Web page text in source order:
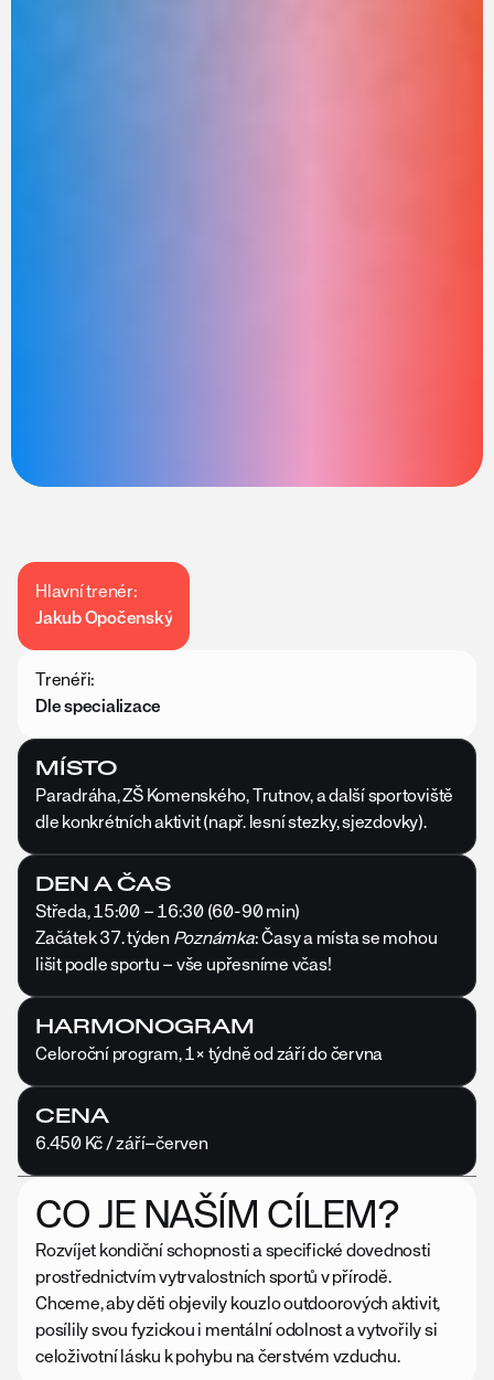
Hlavní trenér:
Jakub Opočenský
Trenéři:
Dle specializace
MÍSTO
Paradráha, ZŠ Komenského, Trutnov, a další sportoviště
dle konkrétních aktivit (např. lesní stezky, sjezdovky).
DEN A ČAS
Středa, 15:00 – 16:30 (60-90 min)
Začátek 37. týden Poznámka: Časy a místa se mohou
lišit podle sportu – vše upřesníme včas!
HARMONOGRAM
Celoroční program, 1× týdně od září do června
CENA
6.450 Kč / září–červen
CO JE NAŠÍM CÍLEM?
Rozvíjet kondiční schopnosti a specifické dovednosti
prostřednictvím vytrvalostních sportů v přírodě.
Chceme, aby děti objevily kouzlo outdoorových aktivit,
posílily svou fyzickou i mentální odolnost a vytvořily si
celoživotní lásku k pohybu na čerstvém vzduchu.